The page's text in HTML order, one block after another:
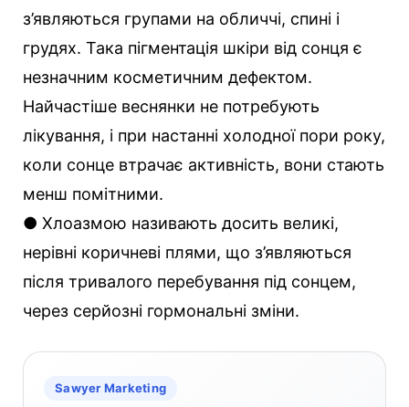
з’являються групами на обличчі, спині і
грудях. Така пігментація шкіри від сонця є
незначним косметичним дефектом.
Найчастіше веснянки не потребують
лікування, і при настанні холодної пори року,
коли сонце втрачає активність, вони стають
менш помітними.
● Хлоазмою називають досить великі,
нерівні коричневі плями, що з’являються
після тривалого перебування під сонцем,
через серйозні гормональні зміни.
Sawyer Marketing